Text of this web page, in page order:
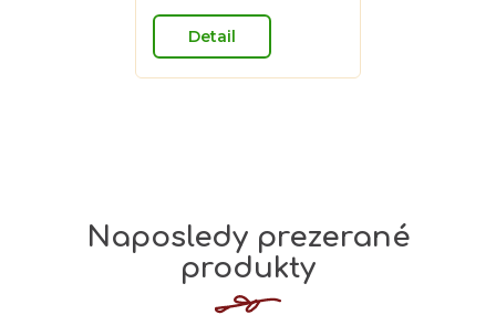
Detail
Naposledy prezerané
produkty